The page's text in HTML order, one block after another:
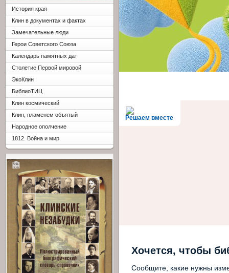
Решаем вместе
Хочется, чтобы
Сообщите, какие нужны
История края
Клин в документах и фактах
Замечательные люди
Герои Советского Союза
Календарь памятных дат
Столетие Первой мировой
ЭкоКлин
БиблиоТИЦ
Клин космический
Клин, пламенем объятый
Народное ополчение
1812. Война и мир